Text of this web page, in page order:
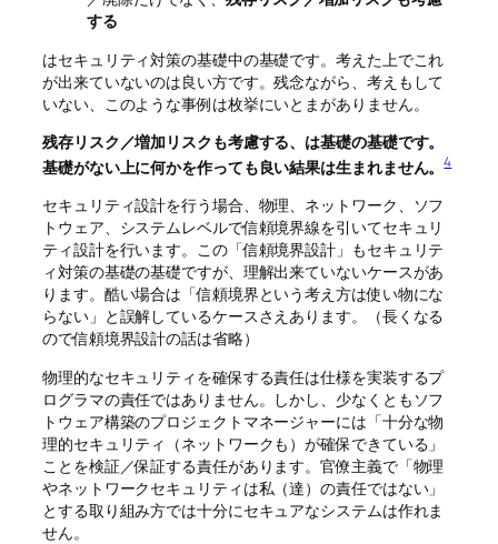
する
はセキュリティ対策の基礎中の基礎です。考えた上でこれ
が出来ていないのは良い方です。残念ながら、考えもして
いない、このような事例は枚挙にいとまがありません。
残存リスク／増加リスクも考慮する、は基礎の基礎です。
基礎がない上に何かを作っても良い結果は生まれません。4
セキュリティ設計を行う場合、物理、ネットワーク、ソフ
トウェア、システムレベルで信頼境界線を引いてセキュリ
ティ設計を行います。この「信頼境界設計」もセキュリテ
ィ対策の基礎の基礎ですが、理解出来ていないケースがあ
ります。酷い場合は「信頼境界という考え方は使い物にな
らない」と誤解しているケースさえあります。（長くなる
ので信頼境界設計の話は省略）
物理的なセキュリティを確保する責任は仕様を実装するプ
ログラマの責任ではありません。しかし、少なくともソフ
トウェア構築のプロジェクトマネージャーには「十分な物
理的セキュリティ（ネットワークも）が確保できている」
ことを検証／保証する責任があります。官僚主義で「物理
やネットワークセキュリティは私（達）の責任ではない」
とする取り組み方では十分にセキュアなシステムは作れま
せん。